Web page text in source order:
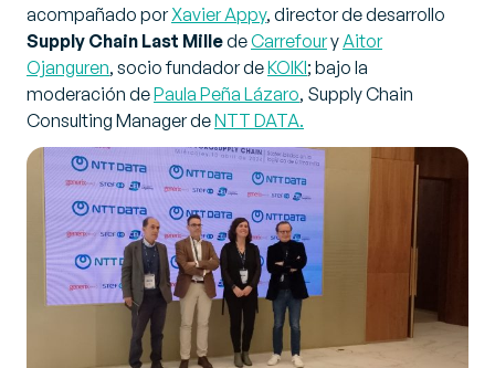
acompañado porXavier Appy, director de desarrollo
Supply Chain Last MilledeCarrefoury Aitor
Ojanguren, socio fundador deKOIKI; bajo la
moderación dePaula Peña Lázaro, Supply Chain
Consulting Manager deNTT DATA.